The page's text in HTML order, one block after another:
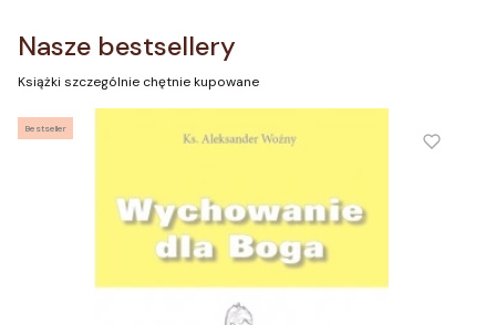
Nasze bestsellery
Książki szczególnie chętnie kupowane
Bestseller